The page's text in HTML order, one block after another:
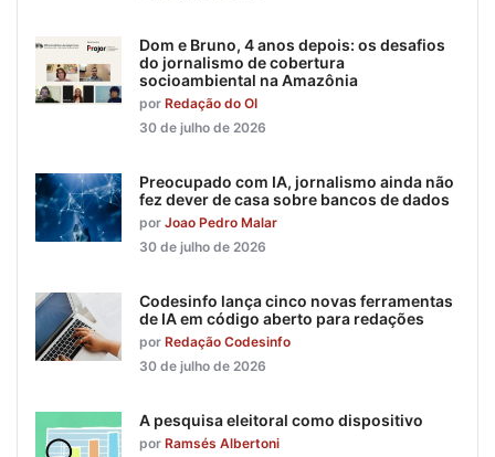
Dom e Bruno, 4 anos depois: os desafios
do jornalismo de cobertura
socioambiental na Amazônia
por Redação do OI
30 de julho de 2026
Preocupado com IA, jornalismo ainda não
fez dever de casa sobre bancos de dados
por Joao Pedro Malar
30 de julho de 2026
Codesinfo lança cinco novas ferramentas
de IA em código aberto para redações
por Redação Codesinfo
30 de julho de 2026
A pesquisa eleitoral como dispositivo
por Ramsés Albertoni